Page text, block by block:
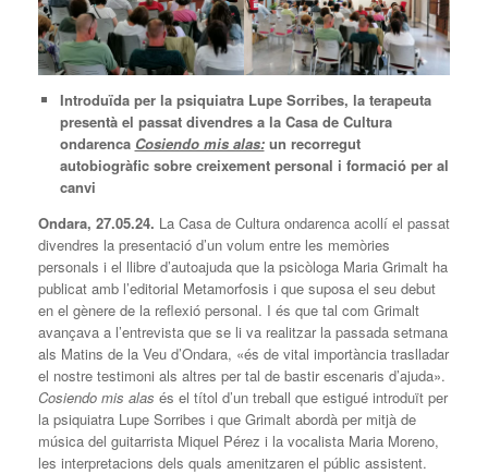
Introduïda per la psiquiatra Lupe Sorribes, la terapeuta
presentà el passat divendres a la Casa de Cultura
ondarenca Cosiendo mis alas:un recorregut
autobiogràfic sobre creixement personal i formació per al
canvi
Ondara, 27.05.24. La Casa de Cultura ondarenca acollí el passat
divendres la presentació d’un volum entre les memòries
personals i el llibre d’autoajuda que la psicòloga Maria Grimalt ha
publicat amb l’editorial Metamorfosis i que suposa el seu debut
en el gènere de la reflexió personal. I és que tal com Grimalt
avançava a l’entrevista que se li va realitzar la passada setmana
als Matins de la Veu d’Ondara, «és de vital importància traslladar
el nostre testimoni als altres per tal de bastir escenaris d’ajuda».
Cosiendo mis alas és el títol d’un treball que estigué introduït per
la psiquiatra Lupe Sorribes i que Grimalt abordà per mitjà de
música del guitarrista Miquel Pérez i la vocalista Maria Moreno,
les interpretacions dels quals amenitzaren el públic assistent.